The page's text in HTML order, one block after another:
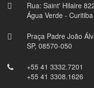
Rua: Saint' Hilaire
Água Verde -
Praça Padre João
SP, 08570-050
+55 41 3332.7201
+55 41 3308.1626